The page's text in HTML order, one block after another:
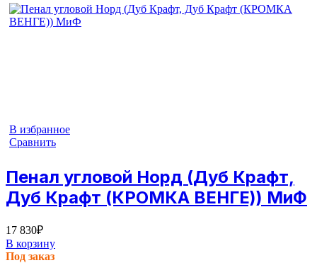
В избранное
Сравнить
Пенал угловой Норд (Дуб Крафт,
Дуб Крафт (КРОМКА ВЕНГЕ)) МиФ
17 830₽
В корзину
Под заказ